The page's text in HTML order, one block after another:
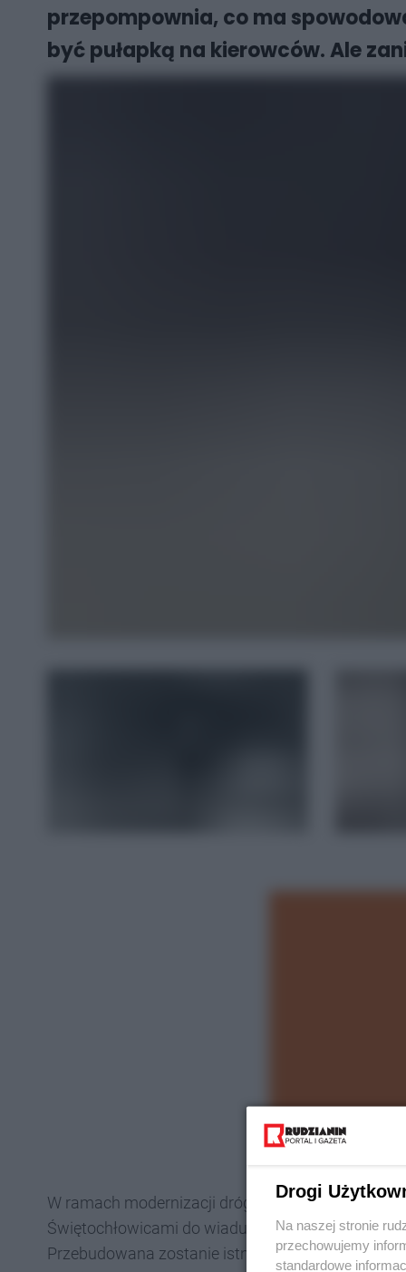
przepompownia, co ma
być pułapką na kierowców. Ale
W ramach modernizacji dróg w Chebziu
Świętochłowicami do wiaduktu kolejowego w
Przebudowana zostanie istniejąca kanalizacja
Drogi
Na naszej stronie
przechowujemy
standardowe